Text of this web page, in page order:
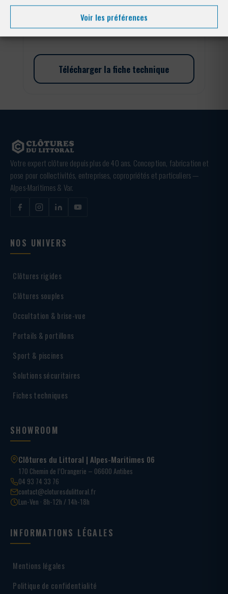
Voir les préférences
Résidentiel
Ajouter au panier
Télécharger la fiche technique
Votre expert clôture depuis plus de 40 ans. Conception, fabrication et
pose pour collectivités, entreprises, copropriétés et particuliers —
Alpes-Maritimes & Var.
NOS UNIVERS
Clôtures rigides
Clôtures souples
Occultation & brise-vue
Portails & portillons
Sport & piscines
Solutions sécuritaires
Fiches techniques
SHOWROOM
Clôtures du Littoral | Alpes-Maritimes 06
170 Chemin de l’Orangerie – 06600 Antibes
04 93 74 33 76
contact@cloturesdulittoral.fr
Lun-Ven · 8h-12h / 14h-18h
INFORMATIONS LÉGALES
Mentions légales
Politique de confidentialité